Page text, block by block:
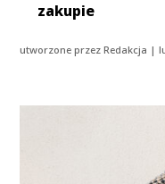
zakupie
utworzone przezRedakcja |